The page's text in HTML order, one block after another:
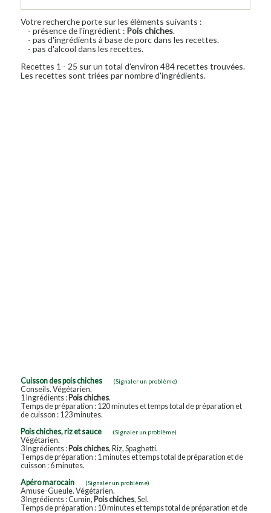
Votre recherche porte sur les éléments suivants :
- présence de l'ingrédient : Pois chiches.
- pas d'ingrédients à base de porc dans les recettes.
- pas d'alcool dans les recettes.
Recettes 1 - 25 sur un total d'environ 484 recettes trouvées.
Les recettes sont triées par nombre d'ingrédients.
Cuisson des pois chiches (Signaler un problème)
Conseils. Végétarien.
1 Ingrédients : Pois chiches.
Temps de préparation : 120 minutes et temps total de préparation et
de cuisson : 123 minutes.
Pois chiches, riz et sauce
(Signaler un problème)
Végétarien.
3 Ingrédients : Pois chiches, Riz, Spaghetti.
Temps de préparation : 1 minutes et temps total de préparation et de
cuisson : 6 minutes.
Apéro marocain
(Signaler un problème)
Amuse-Gueule. Végétarien.
3 Ingrédients : Cumin, Pois chiches, Sel.
Temps de préparation : 10 minutes et temps total de préparation et de